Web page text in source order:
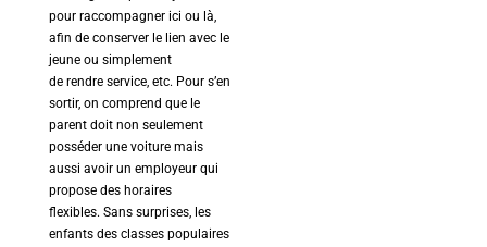
pour raccompagner ici ou là,
afin de conserver le lien avec le
jeune ou simplement
de rendre service, etc. Pour s’en
sortir, on comprend que le
parent doit non seulement
posséder une voiture mais
aussi avoir un employeur qui
propose des horaires
flexibles. Sans surprises, les
enfants des classes populaires